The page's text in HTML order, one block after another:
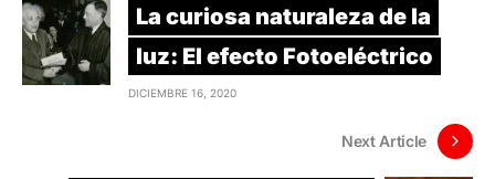
La curiosa naturaleza de la
luz: El efecto Fotoeléctrico
DICIEMBRE 16, 2020
Next Article